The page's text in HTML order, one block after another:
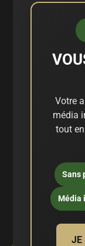
Votre
média
tout
Sans
Média
JE